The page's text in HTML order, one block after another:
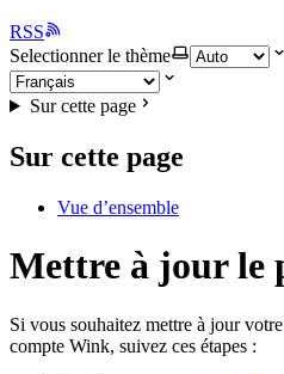
RSS
Selectionner le thème
Sur cette page
Sur cette page
Vue d’ensemble
Mettre à jour le
Si vous souhaitez mettre à jour
compte Wink, suivez ces étapes :